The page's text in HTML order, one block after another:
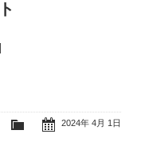
2024年 4月 1日